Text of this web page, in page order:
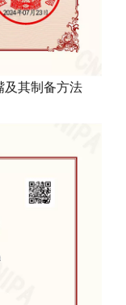
及其制备方法